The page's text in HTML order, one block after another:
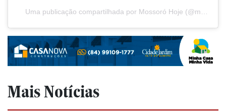
Mais Notícias